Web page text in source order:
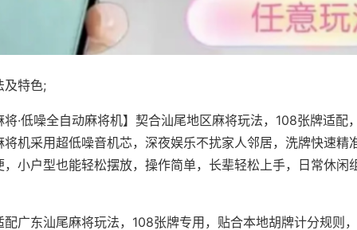
及特色;
·低噪全自动麻将机】契合汕尾地区麻将玩法，108张牌适配
机采用超低噪音机芯，深夜娱乐不扰家人邻居，洗牌快速精
小户型也能轻松摆放，操作简单，长辈轻松上手，日常休闲
配广东汕尾麻将玩法，108张牌专用，贴合本地胡牌计分规则